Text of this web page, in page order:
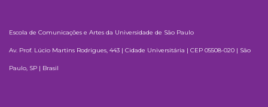
Escola de Comunicações e Artes da Universidade de São Paulo
Av. Prof. Lúcio Martins Rodrigues, 443 | Cidade Universitária | CEP 05508-020 | São
Paulo, SP | Brasil